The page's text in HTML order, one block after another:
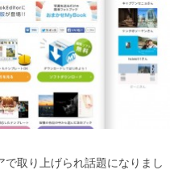
で取り上げられ話題になりまし